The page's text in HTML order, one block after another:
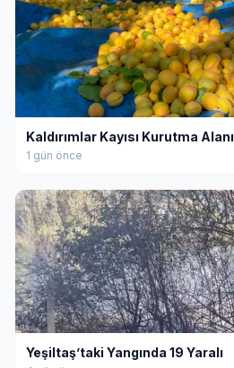
Kaldırımlar Kayısı Kurutma Alanı
1 gün önce
Yeşiltaş’taki Yangında 19 Yaralı